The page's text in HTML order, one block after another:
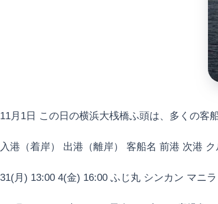
11月1日 この日の横浜大桟橋ふ頭は、多くの客
入港（着岸） 出港（離岸） 客船名 前港 次港
31(月) 13:00 4(金) 16:00 ふじ丸 シンカン マニ